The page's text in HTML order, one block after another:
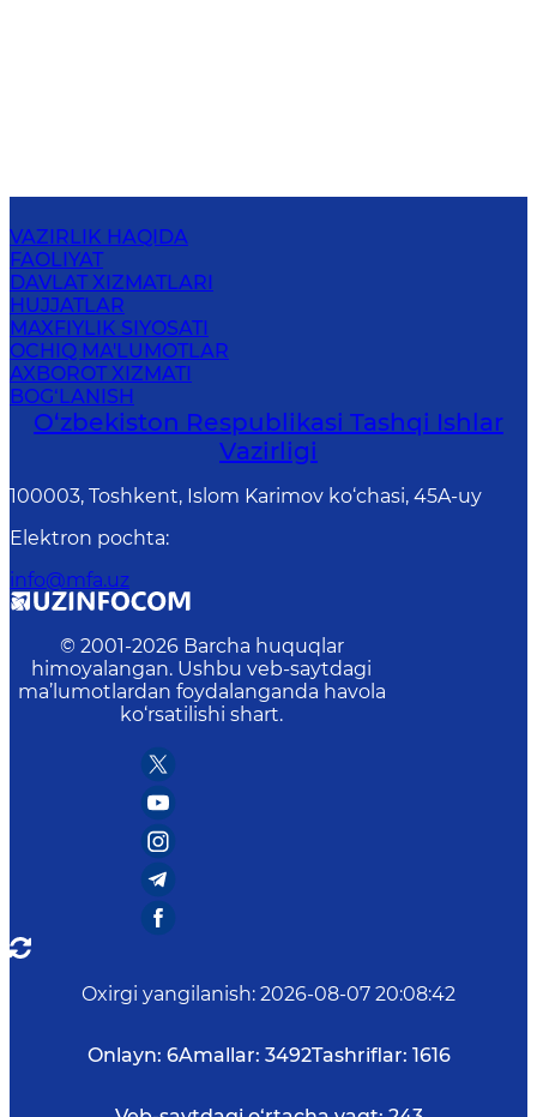
VAZIRLIK HAQIDA
FAOLIYAT
DAVLAT XIZMATLARI
HUJJATLAR
MAXFIYLIK SIYOSATI
OCHIQ MA'LUMOTLAR
AXBOROT XIZMATI
BOG‘LANISH
O‘zbеkistоn Rеspublikаsi Tashqi Ishlаr
Vаzirligi
100003, Toshkent, Islom Karimov ko‘chasi, 45A-uy
Elektron pochta:
info@mfa.uz
© 2001-2026 Barcha huquqlar
himoyalangan. Ushbu veb-saytdagi
ma’lumotlardan foydalanganda havola
ko‘rsatilishi shart.
Oxirgi yangilanish: 2026-08-07 20:08:42
Onlayn: 6Amallar: 3492Tashriflar: 1616